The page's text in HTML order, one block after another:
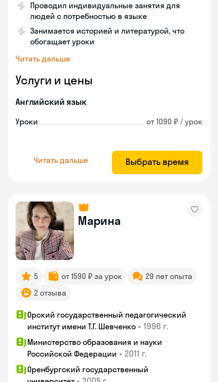
Проводил индивидуальные занятия для
людей с потребностью в языке
Занимается историей и литературой, что
обогащает уроки
Читать дальше
Услуги и цены
Английский язык
Уроки от 1090 ₽ / урок
Читать дальше Выбрать время
Марина
5 от 1590 ₽ за урок
29 лет опыта
2 отзыва
Орский государственный педагогический
институт имени Т.Г. Шевченко • 1996 г.
Министерство образования и науки
Российской Федерации • 2011 г.
Оренбургский государственный